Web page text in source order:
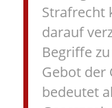
Strafrecht
darauf
Begriffe
Gebot der
bedeutet